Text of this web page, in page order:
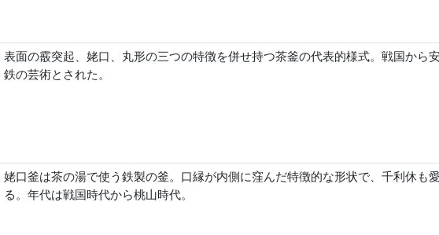
表面の霰突起、姥口、丸形の三つの特徴を併せ持つ茶釜の代表的様式。戦国から
鉄の芸術とされた。
姥口釜は茶の湯で使う鉄製の釜。口縁が内側に窪んだ特徴的な形状で、千利休も
る。年代は戦国時代から桃山時代。